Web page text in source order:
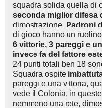
squadra solida quella di
seconda miglior difesa
dimostrazione. Padroni
di gioco hanno un
6 vittorie, 3 pareggi e
invece fa del fattore
24 punti totali ben 18
Squadra ospite
pareggi e una vittoria,
vede il Colonia, in
nemmeno una rete,